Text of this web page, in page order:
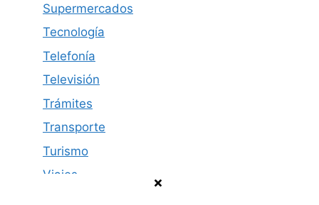
Supermercados
Tecnología
Telefonía
Televisión
Trámites
Transporte
Turismo
Viajes